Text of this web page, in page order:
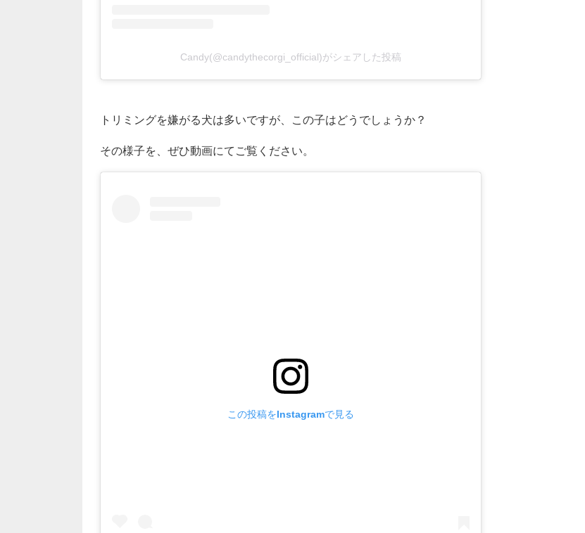
Candy(@candythecorgi_official)がシェアした投稿
トリミングを嫌がる犬は多いですが、この子はどうでしょうか？
その様子を、ぜひ動画にてご覧ください。
この投稿をInstagramで見る